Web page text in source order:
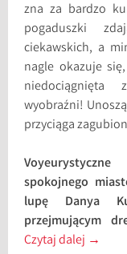
zna za bardzo
pogaduszki
ciekawskich, a
nagle okazuje
niedociągnięta
wyobraźni!
przyciąga
spokojnego
lupę Danya
przejmującym
Czytaj dalej →